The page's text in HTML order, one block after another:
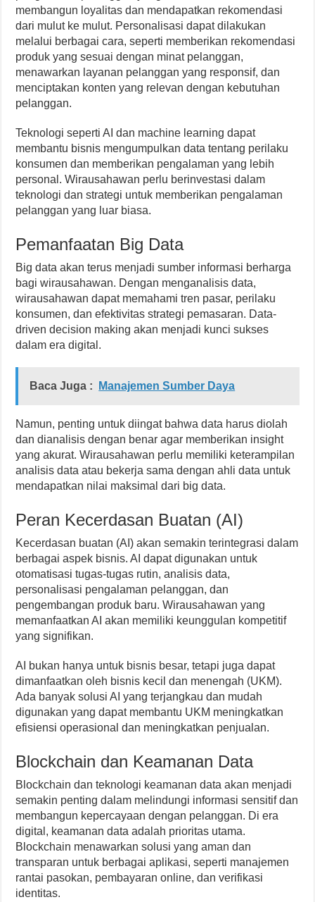
membangun loyalitas dan mendapatkan rekomendasi
dari mulut ke mulut. Personalisasi dapat dilakukan
melalui berbagai cara, seperti memberikan rekomendasi
produk yang sesuai dengan minat pelanggan,
menawarkan layanan pelanggan yang responsif, dan
menciptakan konten yang relevan dengan kebutuhan
pelanggan.
Teknologi seperti AI dan machine learning dapat
membantu bisnis mengumpulkan data tentang perilaku
konsumen dan memberikan pengalaman yang lebih
personal. Wirausahawan perlu berinvestasi dalam
teknologi dan strategi untuk memberikan pengalaman
pelanggan yang luar biasa.
Pemanfaatan Big Data
Big data akan terus menjadi sumber informasi berharga
bagi wirausahawan. Dengan menganalisis data,
wirausahawan dapat memahami tren pasar, perilaku
konsumen, dan efektivitas strategi pemasaran. Data-
driven decision making akan menjadi kunci sukses
dalam era digital.
Baca Juga : Manajemen Sumber Daya
Namun, penting untuk diingat bahwa data harus diolah
dan dianalisis dengan benar agar memberikan insight
yang akurat. Wirausahawan perlu memiliki keterampilan
analisis data atau bekerja sama dengan ahli data untuk
mendapatkan nilai maksimal dari big data.
Peran Kecerdasan Buatan (AI)
Kecerdasan buatan (AI) akan semakin terintegrasi dalam
berbagai aspek bisnis. AI dapat digunakan untuk
otomatisasi tugas-tugas rutin, analisis data,
personalisasi pengalaman pelanggan, dan
pengembangan produk baru. Wirausahawan yang
memanfaatkan AI akan memiliki keunggulan kompetitif
yang signifikan.
AI bukan hanya untuk bisnis besar, tetapi juga dapat
dimanfaatkan oleh bisnis kecil dan menengah (UKM).
Ada banyak solusi AI yang terjangkau dan mudah
digunakan yang dapat membantu UKM meningkatkan
efisiensi operasional dan meningkatkan penjualan.
Blockchain dan Keamanan Data
Blockchain dan teknologi keamanan data akan menjadi
semakin penting dalam melindungi informasi sensitif dan
membangun kepercayaan dengan pelanggan. Di era
digital, keamanan data adalah prioritas utama.
Blockchain menawarkan solusi yang aman dan
transparan untuk berbagai aplikasi, seperti manajemen
rantai pasokan, pembayaran online, dan verifikasi
identitas.